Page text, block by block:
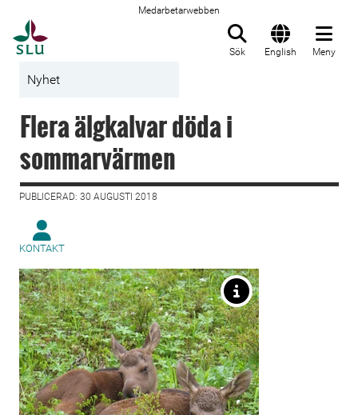
Medarbetarwebben
Sök English Meny
Nyhet
Flera älgkalvar döda i
sommarvärmen
PUBLICERAD: 30 AUGUSTI 2018
KONTAKT